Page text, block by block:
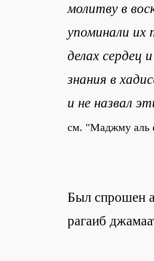
молитву в
упоминали их
делах сердец
знания в
и не назвал
см. "Маджму аль
Был спрошен
рагаиб